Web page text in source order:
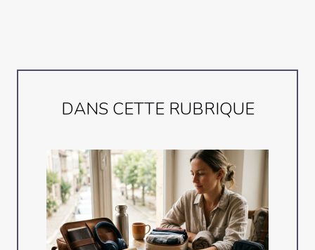
DANS CETTE RUBRIQUE